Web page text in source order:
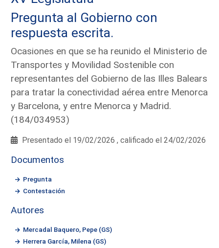
Pregunta al Gobierno con
respuesta escrita.
Ocasiones en que se ha reunido el Ministerio de
Transportes y Movilidad Sostenible con
representantes del Gobierno de las Illes Balears
para tratar la conectividad aérea entre Menorca
y Barcelona, y entre Menorca y Madrid.
(184/034953)
Presentado el 19/02/2026 , calificado el 24/02/2026
Documentos
Pregunta
Contestación
Autores
Mercadal Baquero, Pepe (GS)
Herrera García, Milena (GS)